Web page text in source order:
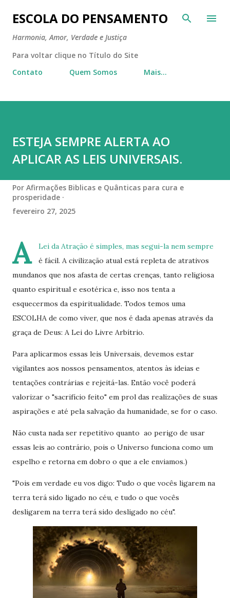
Pular para o conteúdo principal
ESCOLA DO PENSAMENTO
Harmonia, Amor, Verdade e Justiça
Para voltar clique no Título do Site
Contato
Quem Somos Mais…
ESTEJA SEMPRE ALERTA AO
APLICAR AS LEIS UNIVERSAIS.
Por Afirmações Biblicas e Quânticas para cura e
prosperidade
fevereiro 27, 2025
A
Lei da Atração é simples, mas segui-la nem sempre
é fácil. A civilização atual está repleta de atrativos
mundanos que nos afasta de certas crenças, tanto religiosa
quanto espiritual e esotérica e, isso nos tenta a
esquecermos da espiritualidade. Todos temos uma
ESCOLHA de como viver, que nos é dada apenas através da
graça de Deus: A Lei do Livre Arbítrio.
Para aplicarmos essas leis Universais, devemos estar
vigilantes aos nossos pensamentos, atentos às ideias e
tentações contrárias e rejeitá-las. Então você poderá
valorizar o "sacrifício feito" em prol das realizações de suas
aspirações e até pela salvação da humanidade, se for o caso.
Não custa nada ser repetitivo quanto ao perigo de usar
essas leis ao contrário, pois o Universo funciona como um
espelho e retorna em dobro o que a ele enviamos.)
"Pois em verdade eu vos digo: Tudo o que vocês ligarem na
terra terá sido ligado no céu, e tudo o que vocês
desligarem na terra terá sido desligado no céu".